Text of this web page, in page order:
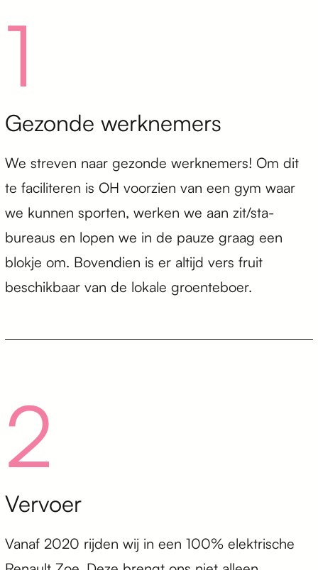
1
Gezonde werknemers
We streven naar gezonde werknemers! Om dit
te faciliteren is OH voorzien van een gym waar
we kunnen sporten, werken we aan zit/sta-
bureaus en lopen we in de pauze graag een
blokje om. Bovendien is er altijd vers fruit
beschikbaar van de lokale groenteboer.
2
Vervoer
Vanaf 2020 rijden wij in een 100% elektrische